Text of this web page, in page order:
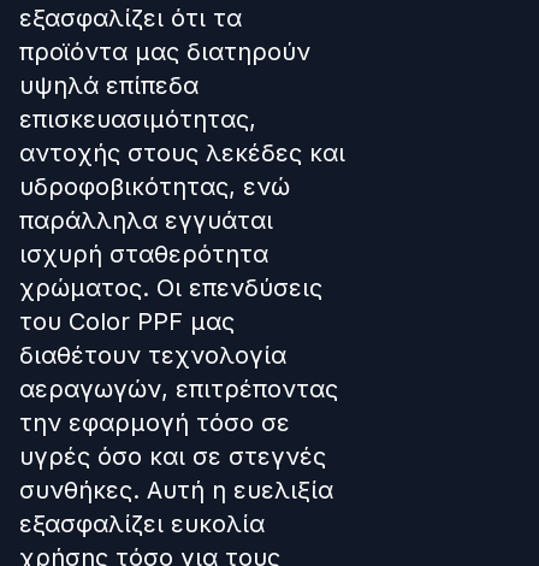
εξασφαλίζει ότι τα
προϊόντα μας διατηρούν
υψηλά επίπεδα
επισκευασιμότητας,
αντοχής στους λεκέδες και
υδροφοβικότητας, ενώ
παράλληλα εγγυάται
ισχυρή σταθερότητα
χρώματος. Οι επενδύσεις
του Color PPF μας
διαθέτουν τεχνολογία
αεραγωγών, επιτρέποντας
την εφαρμογή τόσο σε
υγρές όσο και σε στεγνές
συνθήκες. Αυτή η ευελιξία
εξασφαλίζει ευκολία
χρήσης τόσο για τους